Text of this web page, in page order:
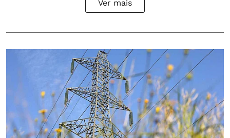
Ver mais